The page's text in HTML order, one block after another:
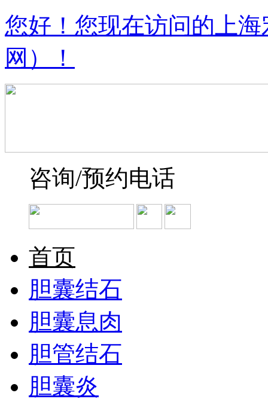
您好！您现在访问的上
网）！
咨询/预约电话
首页
胆囊结石
胆囊息肉
胆管结石
胆囊炎